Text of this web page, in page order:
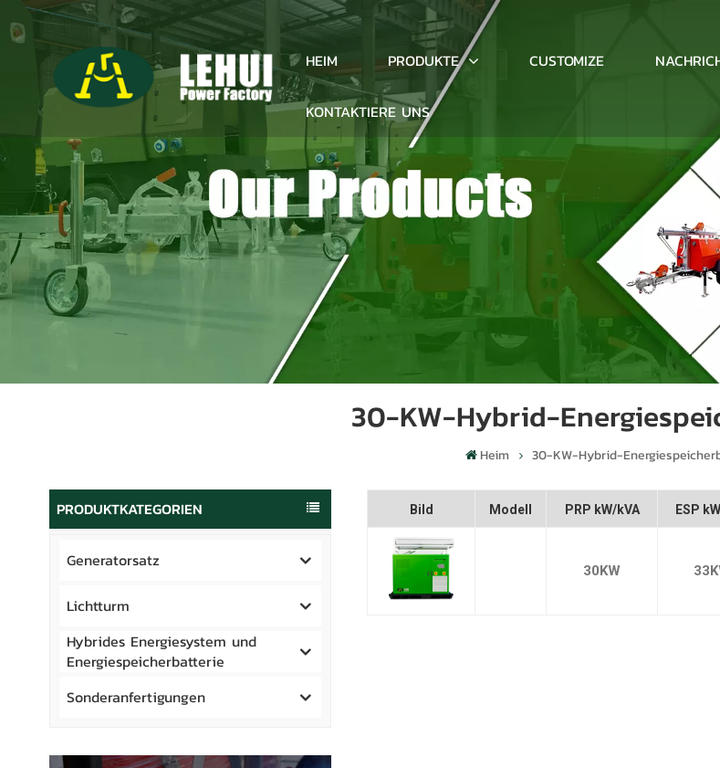
HEIM PRODUKTE CUSTOMIZE
KONTAKTIERE UNS
30-KW-Hybrid-
Heim 30-KW-Hybrid-
PRODUKTKATEGORIEN
Generatorsatz
Lichtturm
Hybrides Energiesystem und
Energiespeicherbatterie
Sonderanfertigungen
Bild Modell PRP kW/kVA ESP
30KW